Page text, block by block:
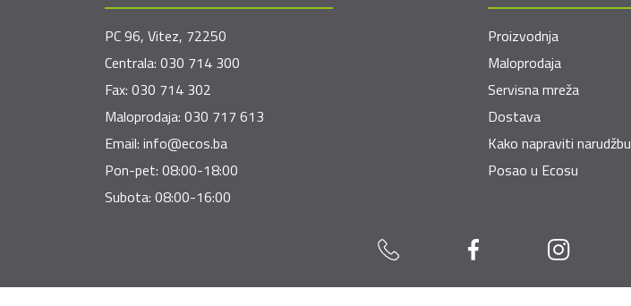
PC 96, Vitez, 72250
Centrala: 030 714 300
Fax: 030 714 302
Maloprodaja: 030 717 613
Email: info@ecos.ba
Pon-pet: 08:00-18:00
Subota: 08:00-16:00
Proizvodnja
Maloprodaja
Servisna mreža
Dostava
Kako napraviti narudžbu
Posao u Ecosu